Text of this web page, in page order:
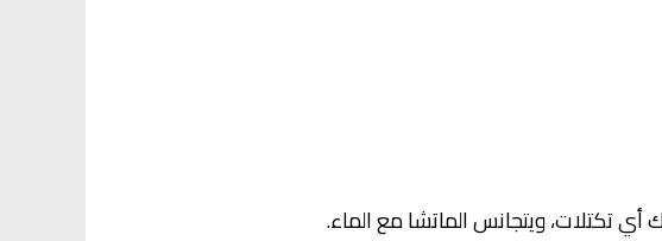
تكتلات، ويتجانس الماتشا مع الماء.